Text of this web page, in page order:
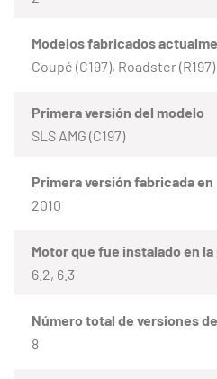
Modelos fabricados
Coupé (C197), Roadster (R197)
Primera versión del modelo
SLS AMG (C197)
Primera versión fabricada en
2010
Motor que fue instalado en
6.2, 6.3
Número total de versiones
8